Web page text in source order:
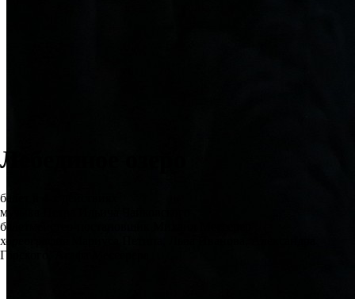
Лебединое озеро
балет в 4-х действиях
музыка Петра Ильича Чайковского
балетмейстер-постановщик Михаил Мессерер
хореография Мариуса Петипа, Льва Иванова, Александра
Горского, Асафа Мессерера